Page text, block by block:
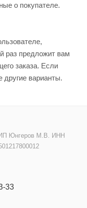
о покупателе.
раз предложит вам
заказа. Если
другие варианты.
ИП Юнгеров М.В. ИНН
33